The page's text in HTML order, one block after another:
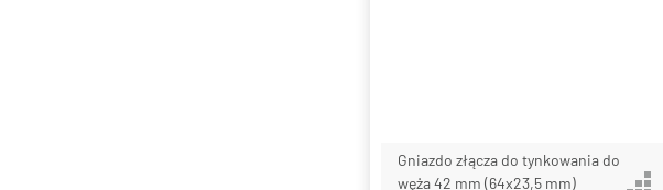
Gniazdo złącza do tynkowania do
węża 42 mm (64x23,5 mm)